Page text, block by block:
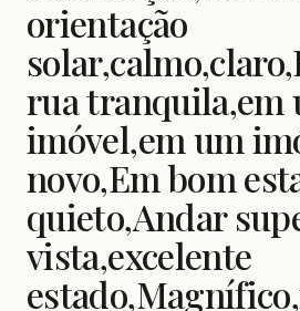
orientação
rua tranquila,em
imóvel,em um
novo,Em bom
quieto,Andar
vista,excelente